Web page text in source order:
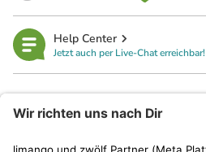
Help Center
Jetzt auch per Live-Chat erreichbar!